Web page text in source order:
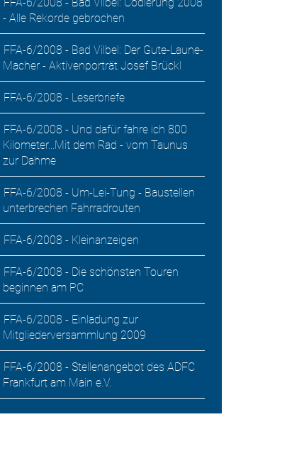
FFA-6/2008 - Bad Vilbel: Codierung 2008
- Alle Rekorde gebrochen
FFA-6/2008 - Bad Vilbel: Der Gute-Laune-
Macher - Aktivenporträt Josef Brückl
FFA-6/2008 - Leserbriefe
FFA-6/2008 - Und dafür fahre ich 800
Kilometer...Mit dem Rad - vom Taunus
zur Dahme
FFA-6/2008 - Um-Lei-Tung - Baustellen
unterbrechen Fahrradrouten
FFA-6/2008 - Kleinanzeigen
FFA-6/2008 - Die schönsten Touren
beginnen am PC
FFA-6/2008 - Einladung zur
Mitgliederversammlung 2009
FFA-6/2008 - Stellenangebot des ADFC
Frankfurt am Main e.V.